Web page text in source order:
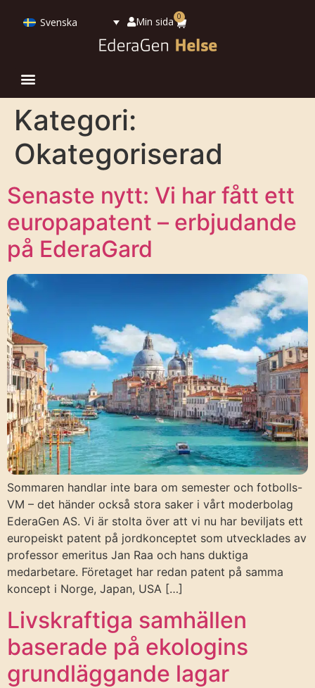
Svenska Min sida 0
Kategori:
Okategoriserad
Senaste nytt: Vi har fått ett
europapatent – erbjudande
på EderaGard
Sommaren handlar inte bara om semester och fotbolls-
VM – det händer också stora saker i vårt moderbolag
EderaGen AS. Vi är stolta över att vi nu har beviljats ett
europeiskt patent på jordkonceptet som utvecklades av
professor emeritus Jan Raa och hans duktiga
medarbetare. Företaget har redan patent på samma
koncept i Norge, Japan, USA […]
Livskraftiga samhällen
baserade på ekologins
grundläggande lagar